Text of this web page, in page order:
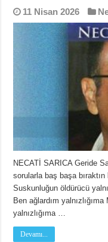
11 Nisan 2026
NECATİ SARICA Geride
sorularla baş başa
Suskunluğun öldürücü
Ben ağlardım
yalnızlığıma …
Devamı...